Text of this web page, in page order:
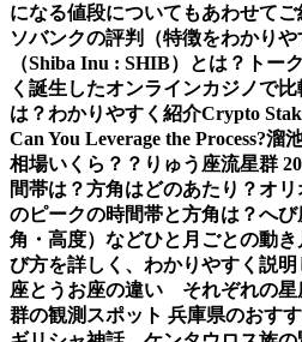
になる値段についてもあわせてご
ソバンクの評判（特徴をわかりや
（Shiba Inu : SHIB）とは？トー
く誕生したオンラインカジノで
は？わかりやすく紹介Crypto
Can You Leverage the Process?溜
相場いくら？？ りゅう座流星群
間帯は？方角はどのあたり？オ
のピークの時間帯と方角は？へ
角・高度）などひと月ごとの動き
び方を詳しく、わかりやすく説
座とうお座の違い それぞれの星
群の観測スポット 兵庫県のおすす